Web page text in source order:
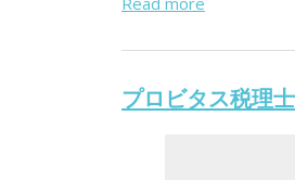
プロビタス税理